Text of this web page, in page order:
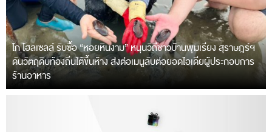
โก โฮลเซลล์ รับซื้อ “หอยหินงาม” หนุนวิถีชาวบ้านพุมเรียง สุราษฎร์ฯ
ดันวัตถุดิบท้องถิ่นใต้ขึ้นห้าง ส่งต่อเมนูลับต่อยอดไอเดียผู้ประกอบการ
ร้านอาหาร